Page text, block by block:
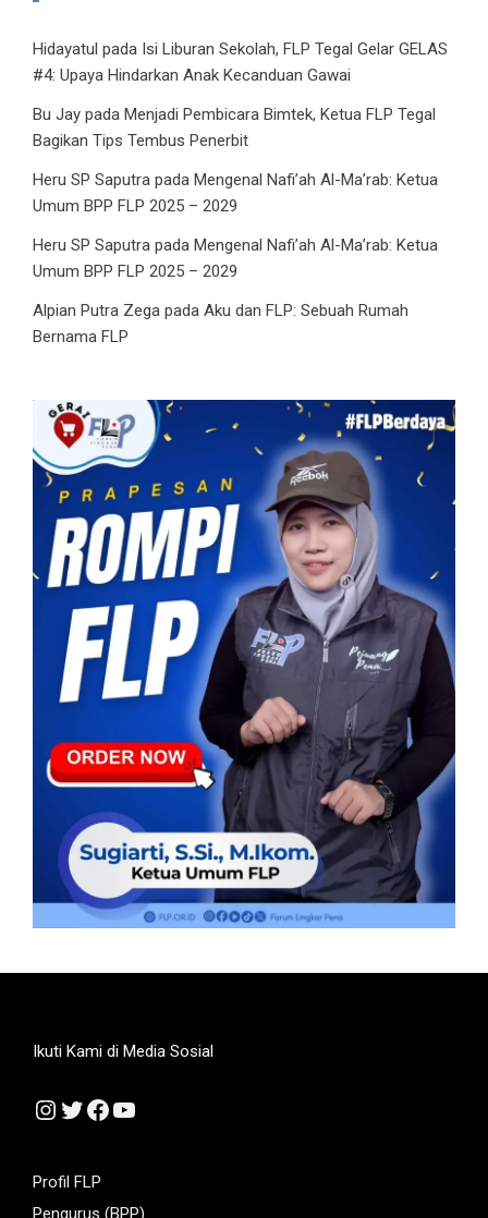
Hidayatul pada Isi Liburan Sekolah, FLP Tegal Gelar GELAS
#4: Upaya Hindarkan Anak Kecanduan Gawai
Bu Jay pada Menjadi Pembicara Bimtek, Ketua FLP Tegal
Bagikan Tips Tembus Penerbit
Heru SP Saputra pada Mengenal Nafi’ah Al-Ma’rab: Ketua
Umum BPP FLP 2025 – 2029
Heru SP Saputra pada Mengenal Nafi’ah Al-Ma’rab: Ketua
Umum BPP FLP 2025 – 2029
Alpian Putra Zega pada Aku dan FLP: Sebuah Rumah
Bernama FLP
Ikuti Kami di Media Sosial
Instagram
Twitter
Facebook
YouTube
Profil FLP
Pengurus (BPP)